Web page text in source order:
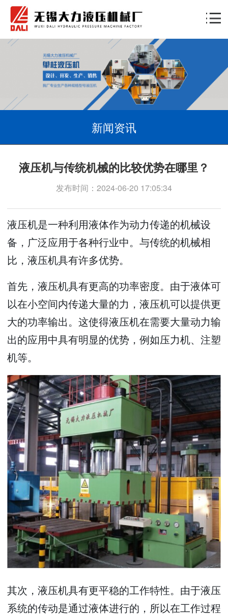
新闻资讯
液压机与传统机械的比较优势在哪里？
发布时间：2024-06-20 17:05:34
液压机是一种利用液体作为动力传递的机械设
备，广泛应用于各种行业中。与传统的机械相
比，液压机具有许多优势。
首先，液压机具有更高的功率密度。由于液体可
以在小空间内传递大量的力，液压机可以提供更
大的功率输出。这使得液压机在需要大量动力输
出的应用中具有明显的优势，例如压力机、注塑
机等。
其次，液压机具有更平稳的工作特性。由于液压
系统的传动是通过液体进行的，所以在工作过程